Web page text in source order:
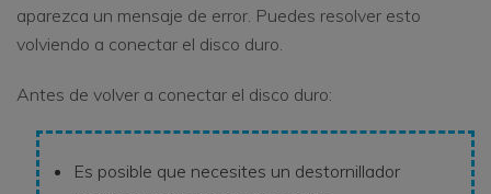
aparezca un mensaje de error. Puedes resolver esto
volviendo a conectar el disco duro.
Antes de volver a conectar el disco duro:
Es posible que necesites un destornillador